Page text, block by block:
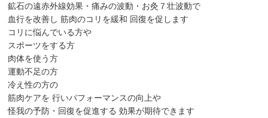
鉱石の遠赤外線効果・痛みの波動・お灸７壮波動で
血行を改善し 筋肉のコリを緩和 回復を促します
コリに悩んでいる方や
スポーツをする方
肉体を使う方
運動不足の方
冷え性の方の
筋肉ケアを 行いパフォーマンスの向上や
怪我の予防・回復を促進する 効果が期待できます